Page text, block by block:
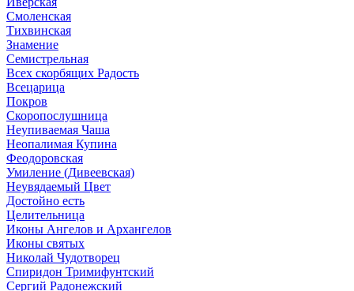
Смоленская
Тихвинская
Знамение
Семистрельная
Всех скорбящих Радость
Всецарица
Покров
Скоропослушница
Неупиваемая Чаша
Неопалимая Купина
Феодоровская
Умиление (Дивеевская)
Неувядаемый Цвет
Достойно есть
Целительница
Иконы Ангелов и Архангелов
Иконы святых
Николай Чудотворец
Спиридон Тримифунтский
Сергий Радонежский